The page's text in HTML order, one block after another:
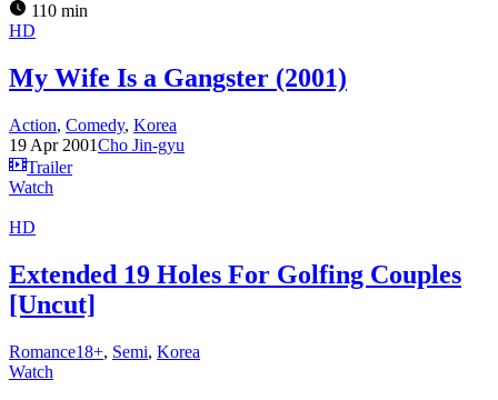
110 min
HD
My Wife Is a Gangster (2001)
Action, Comedy, Korea
19 Apr 2001Cho Jin-gyu
Trailer
Watch
HD
Extended 19 Holes For Golfing Couples
[Uncut]
Romance18+, Semi, Korea
Watch